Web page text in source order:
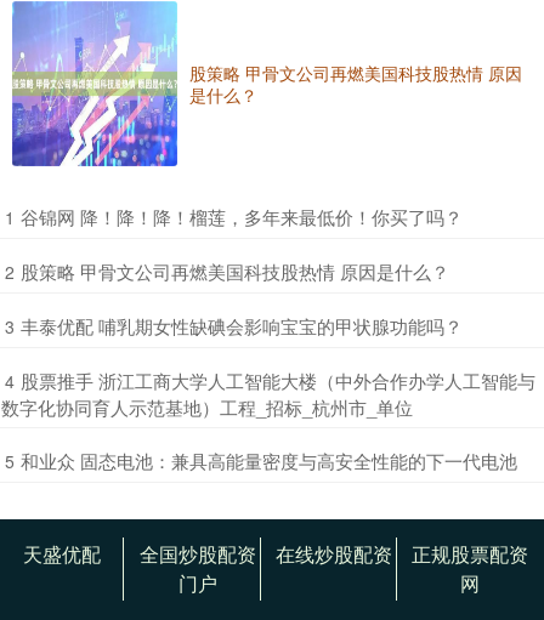
股策略 甲骨文公司再燃美国科技股热情 原因
是什么？
1 ​谷锦网 降！降！降！榴莲，多年来最低价！你买了吗？
2 ​股策略 甲骨文公司再燃美国科技股热情 原因是什么？
3 ​丰泰优配 哺乳期女性缺碘会影响宝宝的甲状腺功能吗？
4 ​股票推手 浙江工商大学人工智能大楼（中外合作办学人工智能与
数字化协同育人示范基地）工程_招标_杭州市_单位
5 ​和业众 固态电池：兼具高能量密度与高安全性能的下一代电池
天盛优配
全国炒股配资
门户
在线炒股配资
正规股票配资
网